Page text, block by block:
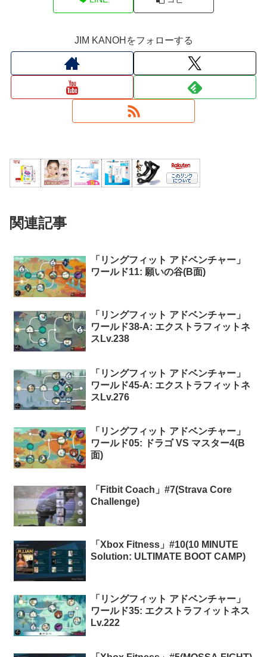
JIM KANOHをフォローする
関連記事
「リングフィット アドベンチャー」
ワールド11: 願いの谷(B面)
「リングフィット アドベンチャー」
ワールド38-A: エクストラフィットネ
スLv.238
「リングフィット アドベンチャー」
ワールド45-A: エクストラフィットネ
スLv.276
「リングフィット アドベンチャー」
ワールド05: ドラゴ VS マスター4(B
面)
「Fitbit Coach」#7(Strava Core
Challenge)
「Xbox Fitness」#10(10 MINUTE
Solution: ULTIMATE BOOT CAMP)
「リングフィット アドベンチャー」
ワールド35: エクストラフィットネス
Lv.222